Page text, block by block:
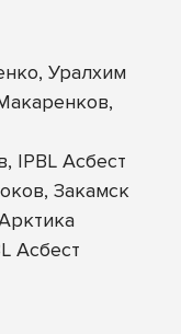
Уралхим
IPBL Асбест
Закамск
Асбест